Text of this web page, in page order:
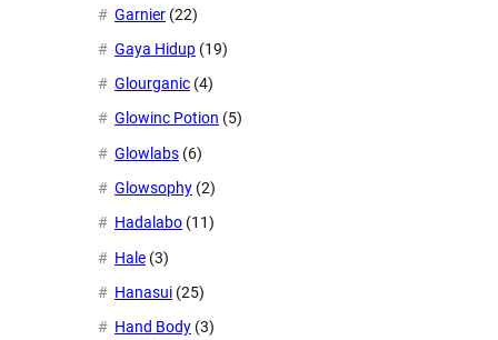
Garnier (22)
Gaya Hidup (19)
Glourganic (4)
Glowinc Potion (5)
Glowlabs (6)
Glowsophy (2)
Hadalabo (11)
Hale (3)
Hanasui (25)
Hand Body (3)